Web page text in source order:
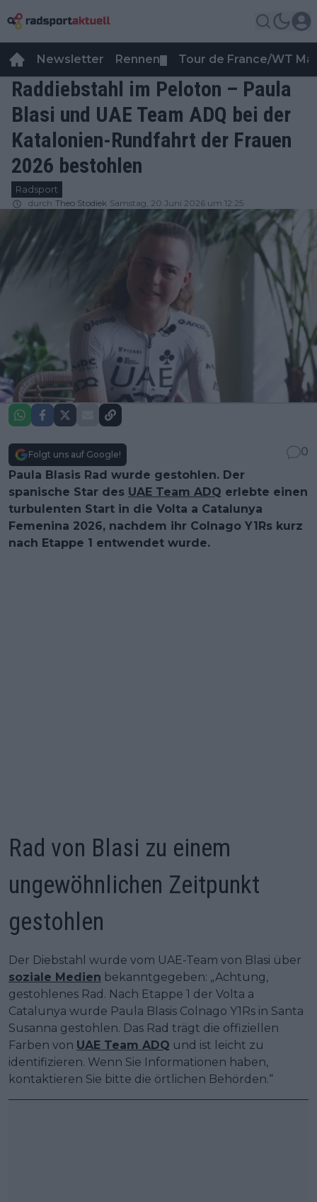
Newsletter Rennen Tour de France/WT
Raddiebstahl im Peloton – Paula
Blasi und UAE Team ADQ bei der
Katalonien-Rundfahrt der Frauen
2026 bestohlen
Radsport
durch Theo Stodiek Samstag, 20 Juni 2026 um 12:25
Folgt uns auf Google!
0
Paula Blasis Rad wurde gestohlen. Der
spanische Star des UAE Team ADQ erlebte einen
turbulenten Start in die Volta a Catalunya
Femenina 2026, nachdem ihr Colnago Y1Rs kurz
nach Etappe 1 entwendet wurde.
Rad von Blasi zu einem
ungewöhnlichen Zeitpunkt
gestohlen
Der Diebstahl wurde vom UAE-Team von Blasi über
soziale Medien bekanntgegeben: „Achtung,
gestohlenes Rad. Nach Etappe 1 der Volta a
Catalunya wurde Paula Blasis Colnago Y1Rs in Santa
Susanna gestohlen. Das Rad trägt die offiziellen
Farben von UAE Team ADQ und ist leicht zu
identifizieren. Wenn Sie Informationen haben,
kontaktieren Sie bitte die örtlichen Behörden.“